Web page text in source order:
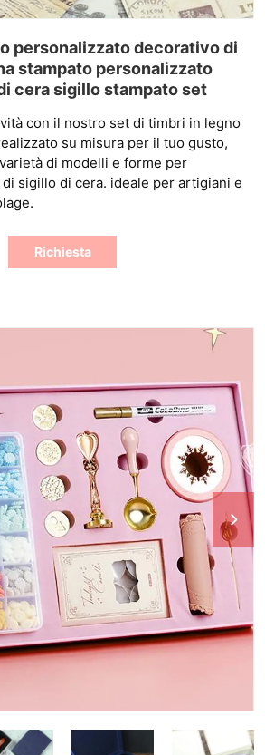
personalizzato decorativo di
stampato personalizzato
cera sigillo stampato set
con il nostro set di timbri in legno
su misura per il tuo gusto,
di modelli e forme per
sigillo di cera. ideale per artigiani e
Richiesta